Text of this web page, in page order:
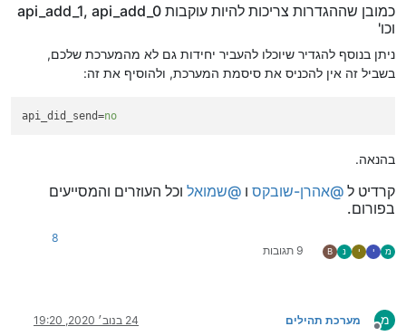
כמובן שההגדרות צריכות להיות עוקבות api_add_1, api_add_0
וכו'
ניתן בנוסף להגדיר שיוכלו להעביר יחידות גם לא מהמערכת שלכם,
בשביל זה אין להכניס את סיסמת המערכת, ולהוסיף את זה:
api_did_send=no
בהנאה.
קרדיט ל @אהרן-שובקס ו @שמואל וכל העוזרים והמסייעים
בפורום.
מ י י נ B 9 תגובות
8
מ
מנותק
מערכת תהילים 24 בנוב׳ 2020, 19:20